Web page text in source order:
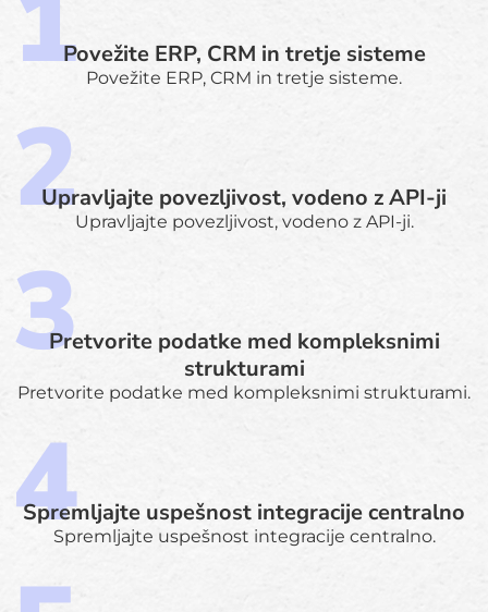
Povežite ERP, CRM in tretje sisteme
Povežite ERP, CRM in tretje sisteme.
Upravljajte povezljivost, vodeno z API-ji
Upravljajte povezljivost, vodeno z API-ji.
Pretvorite podatke med kompleksnimi
strukturami
Pretvorite podatke med kompleksnimi strukturami.
Spremljajte uspešnost integracije centralno
Spremljajte uspešnost integracije centralno.